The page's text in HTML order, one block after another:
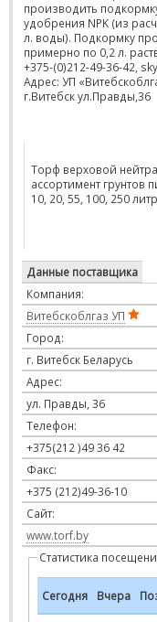
производить
удобрения NPK (из
л. воды). Подкормку
примерно по 0,2 л.
+375-(0)212-49-36-42,
Адрес: УП
г.Витебск ул.Правды,36
Торф верховой
ассортимент грунтов
10, 20, 55, 100, 250
Данные поставщика
Компания:
Витебскоблгаз УП
Город:
г. Витебск Беларусь
Адрес:
ул. Правды, 36
Телефон:
+375(212 )49 36 42
Факс:
+375 (212)49-36-10
Сайт:
www.torf.by
Статистика
Сегодня Вчера